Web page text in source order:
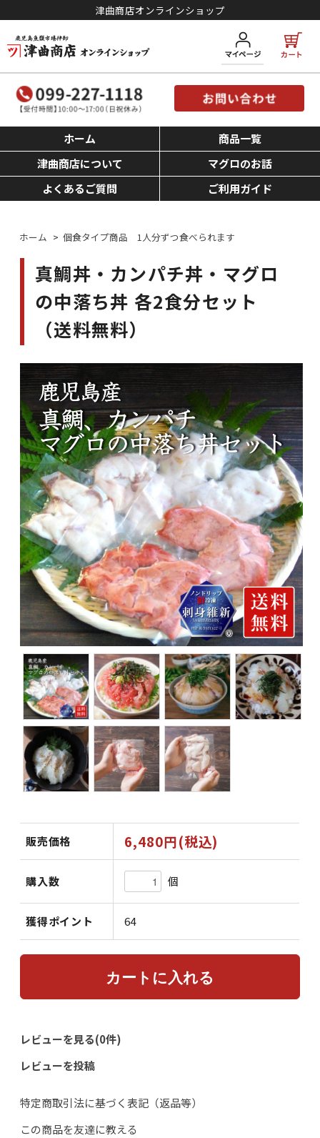
津曲商店オンラインショップ
ホーム
商品一覧
津曲商店について
マグロのお話
よくあるご質問
ご利用ガイド
ホーム > 個食タイプ商品 1人分ずつ食べられます
真鯛丼・カンパチ丼・マグロ
の中落ち丼 各2食分セット
（送料無料）
販売価格 6,480円(税込)
購入数 個
獲得ポイント 64
レビューを見る(0件)
レビューを投稿
特定商取引法に基づく表記（返品等）
この商品を友達に教える